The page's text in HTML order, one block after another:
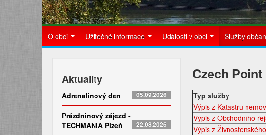
O obci Užitečné informace Události v obci Služby
Aktuality
Adrenalinový den 05.09.2026
Prázdninový zájezd -
TECHMANIA Plzeň
22.08.2026
Czech Point
Typ služby
Výpis z Katastru
Výpis z Obchodního
Výpis z